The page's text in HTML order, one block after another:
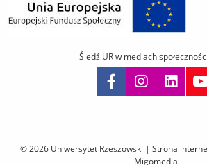
© 2026 Uniwersytet Rzeszowski | Strona
Migomedia
Śledź UR w mediach
i
przejdź